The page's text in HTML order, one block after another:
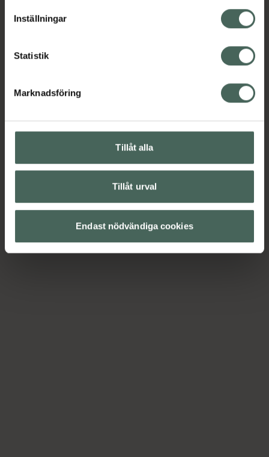
lagligheten av behandling som skett innan återkallelsen.
Inställningar
Statistik
Marknadsföring
Tillåt alla
Tillåt urval
Endast nödvändiga cookies